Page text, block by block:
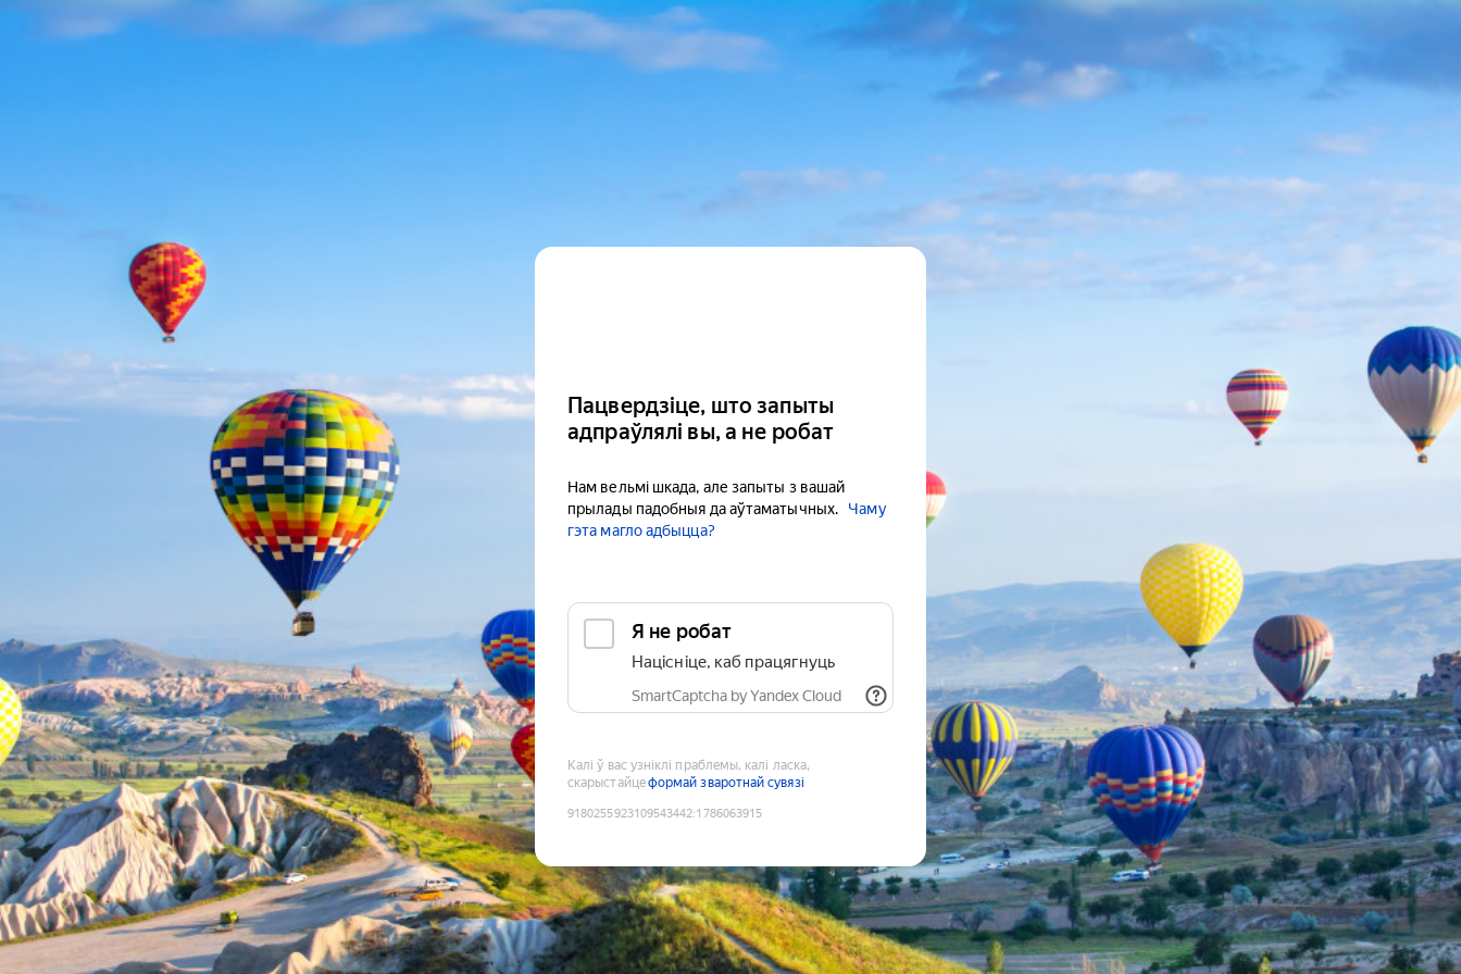
Пацвердзіце, што запыты
адпраўлялі вы, а не робат
Нам вельмі шкада, але запыты з вашай
прылады падобныя да аўтаматычных.
Чаму
гэта магло адбыцца?
Я не робат
Націсніце, каб працягнуць
SmartCaptcha by Yandex Cloud
Калі ў вас узніклі праблемы, калі ласка,
скарыстайцеформай зваротнай сувязі
9180255923109543442:1786063915